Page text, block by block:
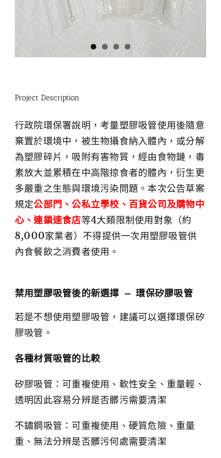
Project Description
行政院環保署說明，考量塑膠吸管使用後隨意
棄置於環境中，被生物攝食納入體內，或分解
為塑膠碎片，吸附有害物質，經由食物鏈，毒
素放大並累積在中高階掠食者的體內，衍生更
多嚴重之生態與環境污染問題。本次公告草案
規定公部門、公私立學校、百貨公司及購物中
心、連鎖速食店等4大類限制使用對象（約
8,000家業者）不得提供一次用塑膠吸管供
內食餐飲之消費者使用。
禁用塑膠吸管後的新選擇 — 環保矽膠吸管
若是不想使用塑膠吸管，建議可以選擇環保矽
膠吸管。
各種材質吸管的比較
矽膠吸管：可重複使用、軟性安全、重量輕、
透明因此容易分辨是否髒污需要清潔
不鏽鋼吸管：可重複使用、硬質危險、重量
重、無法分辨是否髒污何處需要清潔